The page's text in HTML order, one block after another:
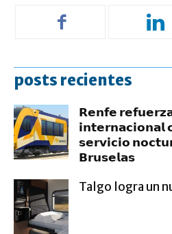
posts recientes
𝗥𝗲𝗻𝗳𝗲
𝘀𝗲𝗿𝘃𝗶𝗰𝗶𝗼
𝗕𝗿𝘂𝘀𝗲𝗹𝗮𝘀
Talgo logra un